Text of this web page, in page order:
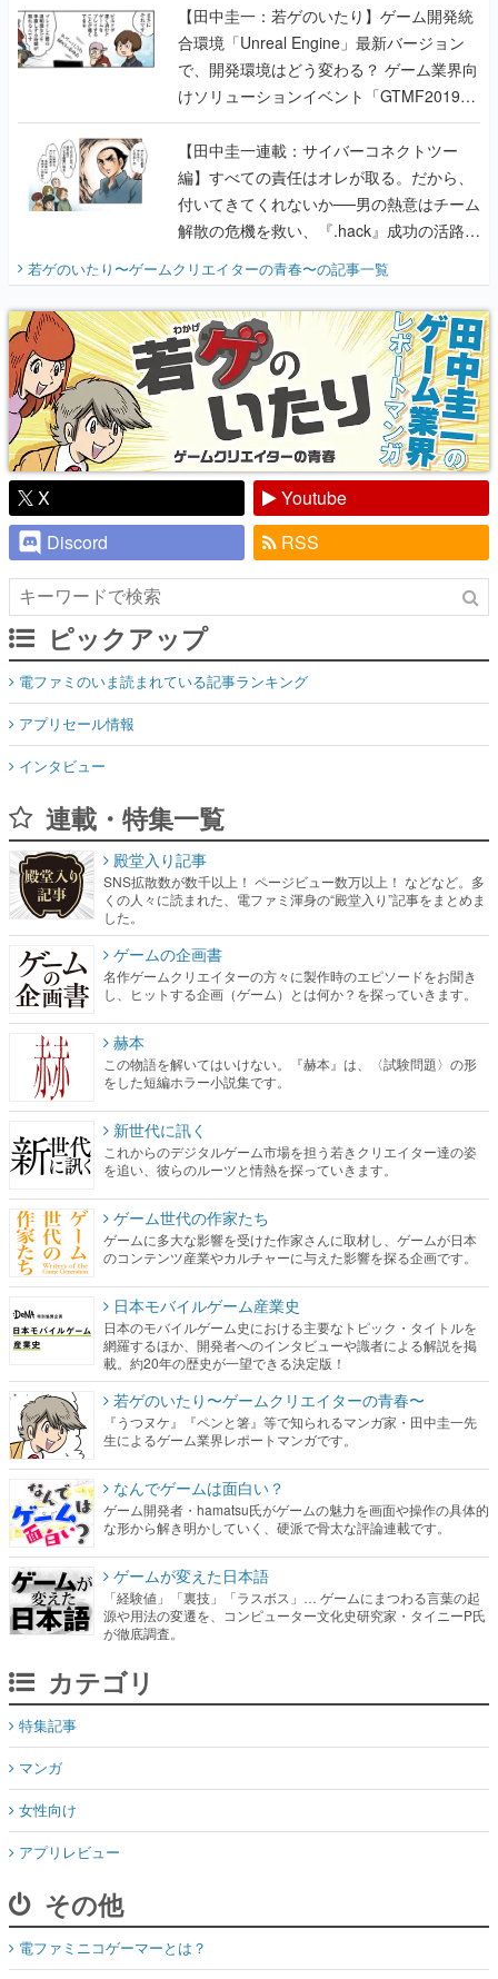
【田中圭一：若ゲのいたり】ゲーム開発統
合環境「Unreal Engine」最新バージョン
で、開発環境はどう変わる？ ゲーム業界向
けソリューションイベント「GTMF2019」
に行って、より理解を深めよう【PR】
【田中圭一連載：サイバーコネクトツー
編】すべての責任はオレが取る。だから、
付いてきてくれないか──男の熱意はチーム
解散の危機を救い、『.hack』成功の活路を
『少年ジャンプ』色だった【若ゲのいた
り】
若ゲのいたり〜ゲームクリエイターの青春〜の記事一覧
X
Youtube
Discord
RSS
ピックアップ
電ファミのいま読まれている記事ランキング
アプリセール情報
インタビュー
連載・特集一覧
殿堂入り記事
SNS拡散数が数千以上！ ページビュー数万以上！ などなど。多
くの人々に読まれた、電ファミ渾身の“殿堂入り”記事をまとめま
した。
ゲームの企画書
名作ゲームクリエイターの方々に製作時のエピソードをお聞き
し、ヒットする企画（ゲーム）とは何か？を探っていきます。
赫本
この物語を解いてはいけない。『赫本』は、〈試験問題〉の形
をした短編ホラー小説集です。
新世代に訊く
これからのデジタルゲーム市場を担う若きクリエイター達の姿
を追い、彼らのルーツと情熱を探っていきます。
ゲーム世代の作家たち
ゲームに多大な影響を受けた作家さんに取材し、ゲームが日本
のコンテンツ産業やカルチャーに与えた影響を探る企画です。
日本モバイルゲーム産業史
日本のモバイルゲーム史における主要なトピック・タイトルを
網羅するほか、開発者へのインタビューや識者による解説を掲
載。約20年の歴史が一望できる決定版！
若ゲのいたり〜ゲームクリエイターの青春〜
『うつヌケ』『ペンと箸』等で知られるマンガ家・田中圭一先
生によるゲーム業界レポートマンガです。
なんでゲームは面白い？
ゲーム開発者・hamatsu氏がゲームの魅力を画面や操作の具体的
な形から解き明かしていく、硬派で骨太な評論連載です。
ゲームが変えた日本語
「経験値」「裏技」「ラスボス」… ゲームにまつわる言葉の起
源や用法の変遷を、コンピューター文化史研究家・タイニーP氏
が徹底調査。
カテゴリ
特集記事
マンガ
女性向け
アプリレビュー
その他
電ファミニコゲーマーとは？